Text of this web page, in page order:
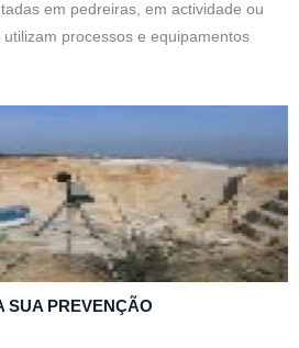
em pedreiras, em actividade ou
processos e equipamentos
SUA PREVENÇÃO